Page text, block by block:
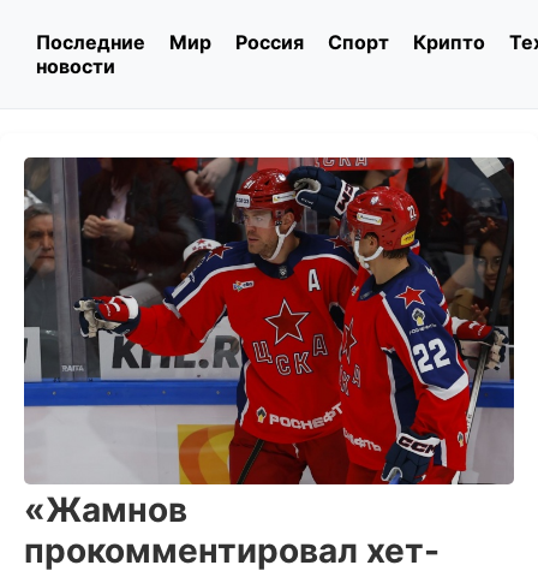
Последние
новости
Мир Россия Спорт Крипто
«Жамнов
прокомментировал хет-